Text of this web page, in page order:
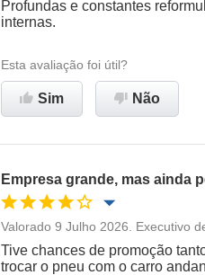
Profundas e constantes
internas.
Esta avaliação foi útil?
Sim Não
Empresa grande, mas ainda
Oportunidade de promoção
Valorado 9 Julho 2026. Executivo
Tive chances de promoção
trocar o pneu com o carro